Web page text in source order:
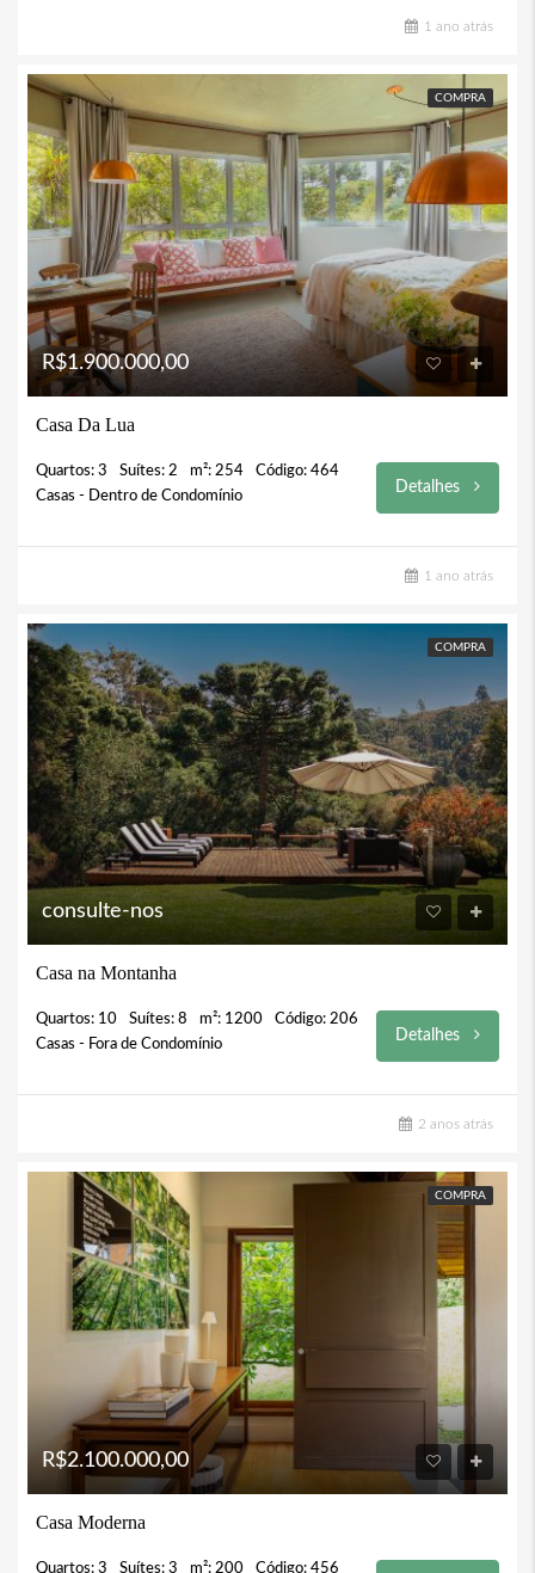
1 ano atrás
COMPRA
R$1.900.000,00
Casa Da Lua
Quartos: 3 Suítes: 2 m²: 254
Código: 464
Casas - Dentro de Condomínio
Detalhes
1 ano atrás
COMPRA
consulte-nos
Casa na Montanha
Quartos: 10 Suítes: 8 m²: 1200
Código: 206
Casas - Fora de Condomínio
Detalhes
2 anos atrás
COMPRA
R$2.100.000,00
Casa Moderna
Quartos: 3 Suítes: 3 m²: 200 Código: 456